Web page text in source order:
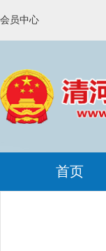
会员中心
首页